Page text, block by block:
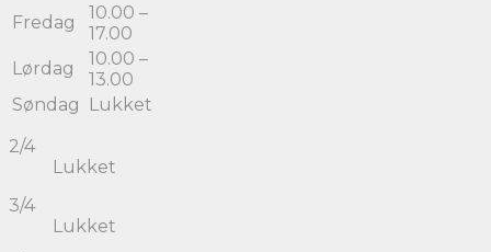
Fredag
10.00 –
17.00
Lørdag
10.00 –
13.00
Søndag
Lukket
2/4
Lukket
3/4
Lukket